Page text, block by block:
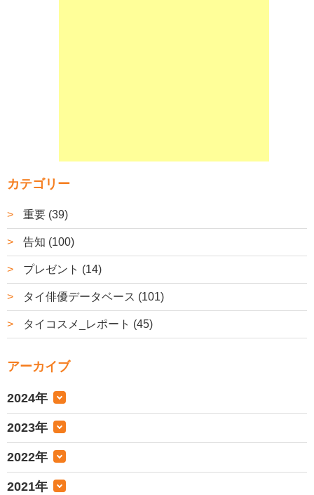
カテゴリー
重要 (39)
告知 (100)
プレゼント (14)
タイ俳優データベース (101)
タイコスメ_レポート (45)
アーカイブ
2024年
2023年
2022年
2021年